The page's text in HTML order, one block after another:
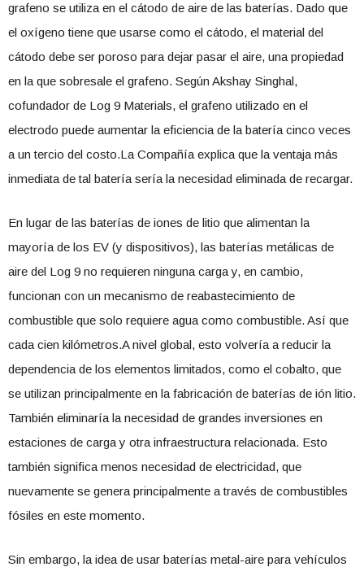
grafeno se utiliza en el cátodo de aire de las baterías. Dado que
el oxígeno tiene que usarse como el cátodo, el material del
cátodo debe ser poroso para dejar pasar el aire, una propiedad
en la que sobresale el grafeno. Según Akshay Singhal,
cofundador de Log 9 Materials, el grafeno utilizado en el
electrodo puede aumentar la eficiencia de la batería cinco veces
a un tercio del costo.La Compañía explica que la ventaja más
inmediata de tal batería sería la necesidad eliminada de recargar.
En lugar de las baterías de iones de litio que alimentan la
mayoría de los EV (y dispositivos), las baterías metálicas de
aire del Log 9 no requieren ninguna carga y, en cambio,
funcionan con un mecanismo de reabastecimiento de
combustible que solo requiere agua como combustible. Así que
cada cien kilómetros.A nivel global, esto volvería a reducir la
dependencia de los elementos limitados, como el cobalto, que
se utilizan principalmente en la fabricación de baterías de ión litio.
También eliminaría la necesidad de grandes inversiones en
estaciones de carga y otra infraestructura relacionada. Esto
también significa menos necesidad de electricidad, que
nuevamente se genera principalmente a través de combustibles
fósiles en este momento.
Sin embargo, la idea de usar baterías metal-aire para vehículos